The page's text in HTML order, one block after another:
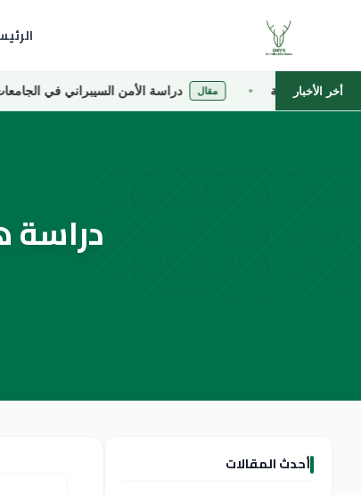
أخر الأخبار مقال دراسة الأمن السيبراني في الجامعات التركية
دراسة
أحدث المقالات